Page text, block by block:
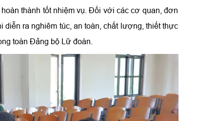
thành tốt nhiệm vụ. Đối với các cơ quan, đơn
diễn ra nghiêm túc, an toàn, chất lượng, thiết thực
toàn Đảng bộ Lữ đoàn.